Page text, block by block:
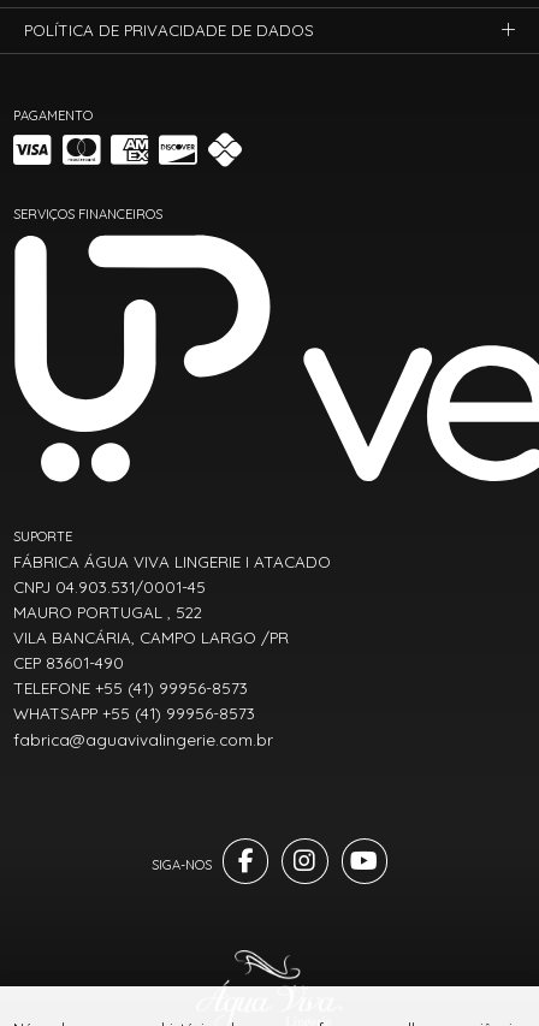
PAGAMENTO
SERVIÇOS FINANCEIROS
SUPORTE
FÁBRICA ÁGUA VIVA LINGERIE I ATACADO
CNPJ 04.903.531/0001-45
MAURO PORTUGAL , 522
VILA BANCÁRIA, CAMPO LARGO /PR
CEP 83601-490
TELEFONE +55 (41) 99956-8573
WHATSAPP +55 (41) 99956-8573
fabrica@aguavivalingerie.com.br
POLÍTICA DE PRIVACIDADE DE DADOS